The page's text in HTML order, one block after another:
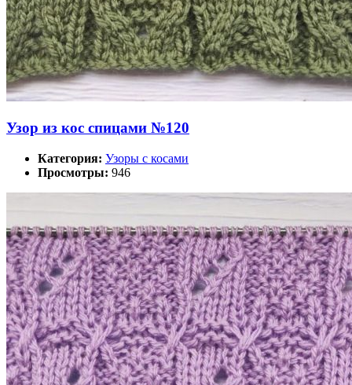
Узор из кос спицами №120
Категория: Узоры с косами
Просмотры: 946